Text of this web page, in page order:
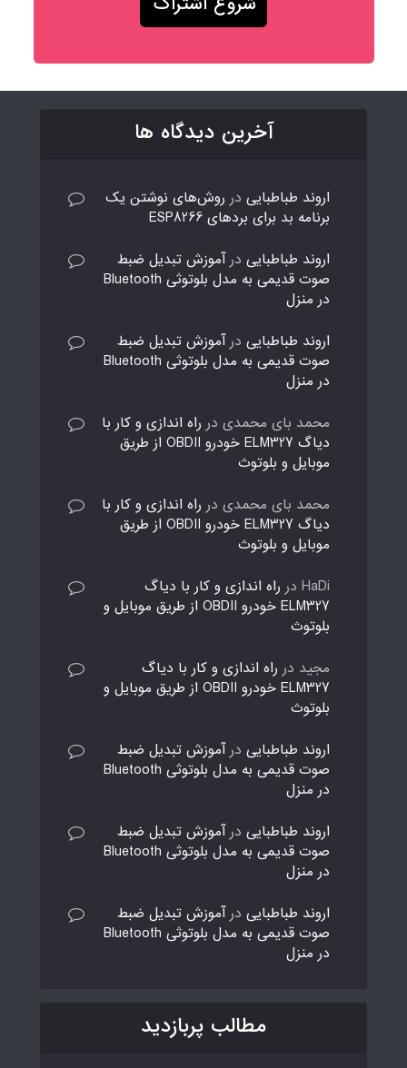
آخرین دیدگاه ها
اروند طباطبایی در روش‌های نوشتن یک
برنامه بد برای بردهای ESP8266
اروند طباطبایی درآموزش تبدیل ضبط
صوت قدیمی به مدل بلوتوثی Bluetooth
در منزل
اروند طباطبایی درآموزش تبدیل ضبط
صوت قدیمی به مدل بلوتوثی Bluetooth
در منزل
محمد بای محمدی در راه اندازی و کار با
دیاگ ELM327 خودرو OBDII از طریق
موبایل و بلوتوث
محمد بای محمدی در راه اندازی و کار با
دیاگ ELM327 خودرو OBDII از طریق
موبایل و بلوتوث
HaDi در راه اندازی و کار با دیاگ
ELM327 خودرو OBDII از طریق موبایل و
بلوتوث
مجید در راه اندازی و کار با دیاگ
ELM327 خودرو OBDII از طریق موبایل و
بلوتوث
اروند طباطبایی درآموزش تبدیل ضبط
صوت قدیمی به مدل بلوتوثی Bluetooth
در منزل
اروند طباطبایی درآموزش تبدیل ضبط
صوت قدیمی به مدل بلوتوثی Bluetooth
در منزل
اروند طباطبایی درآموزش تبدیل ضبط
صوت قدیمی به مدل بلوتوثی Bluetooth
در منزل
مطالب پربازدید